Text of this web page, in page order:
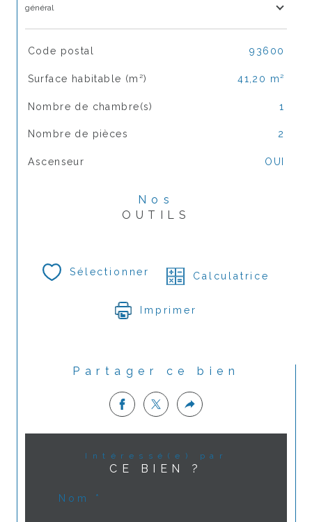
général
TRAD_SIROCCO_Caracteristique
Code postal 93600
Surface habitable (m²) 41,20 m²
Nombre de chambre(s) 1
Nombre de pièces 2
Ascenseur OUI
Nos
OUTILS
Sélectionner Calculatrice
Imprimer
Partager ce bien
Intéressé(e) par
CE BIEN ?
Nom *